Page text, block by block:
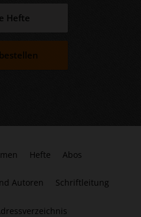
Hefte
Hefte Abos
Autoren Schriftleitung